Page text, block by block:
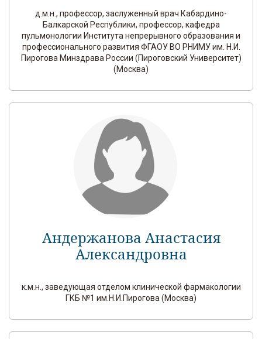
д.м.н., профессор, заслуженный врач Кабардино-
Балкарской Республики, профессор, кафедра
пульмонологии Института непрерывного образования и
профессионального развития ФГАОУ ВО РНИМУ им. Н.И.
Пирогова Минздрава России (Пироговский Университет)
(Москва)
Андержанова Анастасия
Александровна
к.м.н., заведующая отделом клинической фармакологии
ГКБ №1 им.Н.И.Пирогова (Москва)